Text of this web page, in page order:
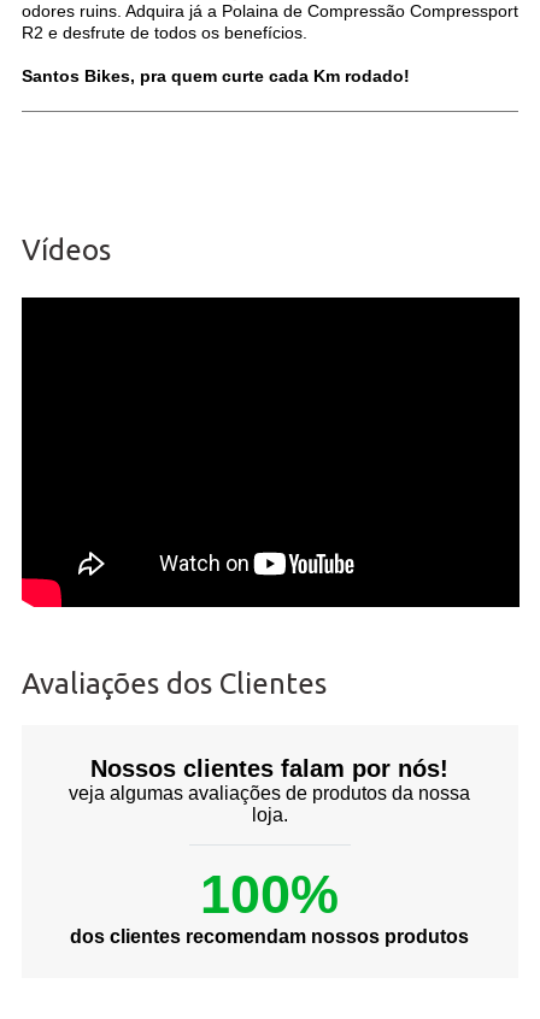
odores ruins. Adquira já a Polaina de Compressão Compressport
R2 e desfrute de todos os benefícios.
Santos Bikes, pra quem curte cada Km rodado!
Vídeos
Avaliações dos Clientes
Nossos clientes falam por nós!
veja algumas avaliações de produtos da nossa
loja.
100%
dos clientes recomendam nossos produtos